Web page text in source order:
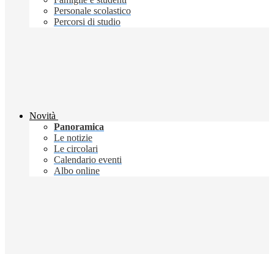
Personale scolastico
Percorsi di studio
Novità
Panoramica
Le notizie
Le circolari
Calendario eventi
Albo online